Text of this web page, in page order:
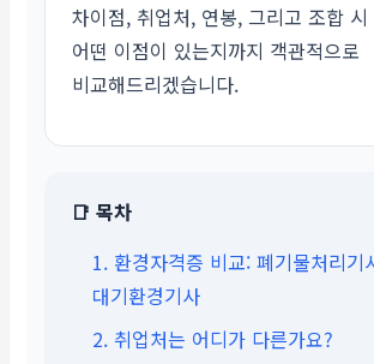
차이점, 취업처, 연봉, 그리고 조합 시
어떤 이점이 있는지까지 객관적으로
비교해드리겠습니다.
📑 목차
1. 환경자격증 비교: 폐기물처리기
대기환경기사
2. 취업처는 어디가 다른가요?